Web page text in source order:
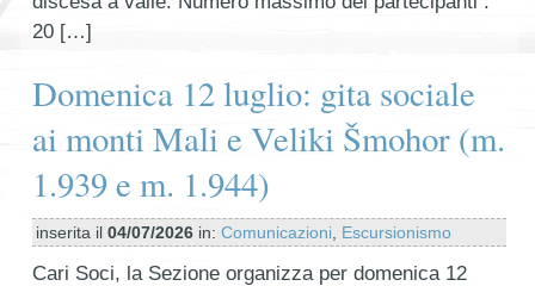
20 […]
Domenica 12 luglio: gita sociale
ai monti Mali e Veliki Šmohor (m.
1.939 e m. 1.944)
inserita il 04/07/2026 in: Comunicazioni Escursionismo
Cari Soci, la Sezione organizza per domenica 12